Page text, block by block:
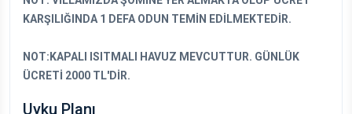
KARŞILIĞINDA 1 DEFA ODUN TEMİN EDİLMEKTEDİR.
NOT:KAPALI ISITMALI HAVUZ MEVCUTTUR. GÜNLÜK
ÜCRETİ 2000 TL'DİR.
Uyku Planı